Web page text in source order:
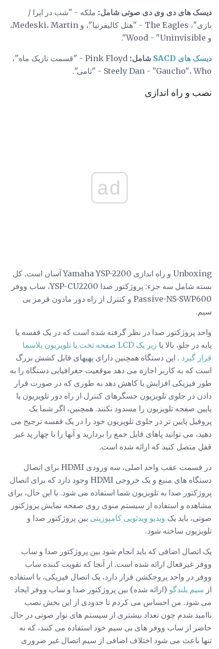
دیسک های دی وی دی صوتی شامل: ملکه - "شب در اپرا /
بازی"، The Eagles - "هتل کالیفرنیا"، و Medeski، Martin،
و Wood - "Uninvisible".
دیسک های SACD شامل:
Pink Floyd - "قسمت تاریک ماه"،
Steely Dan - "Gaucho"، Who - "تامی".
نصب و راه اندازی
ad
Unboxing و راه اندازی Yamaha YSP-2200 آسان است. کل
بسته شامل سه جزء: پروژکتور صدا YSP-CU2200، ساب ووفر
Passive-NS-SWP600 و کنترل از راه دور مادون قرمز بی
سیم.
واحد پروژکتور صدا در نظر گرفته شده است که در یک قفسه یا
پایه در جلو، بالا یا زیر یک LCD صفحه تخت یا تلویزیون پلاسما
قرار گیرد . این دستگاه همچنین دارای پهپهای قابل کشش بزرگ
است که به کاربر اجازه می دهد موقعیت جغرافیایی دستگاه را به
طور فیزیکی افزایش یا کاهش دهد به طوری که در صورت قرار
دادن در جلوی تلویزیون حسگرهای کنترل از راه دور تلویزیون یا
پایین صفحه تلویزیون را مسدود نکنند. همچنین، اگر شما یک
پروفیل پایین تر در جلوی تلویزیون خود را در یک قفسه ترجیح می
دهید، می توانید پاهای قابل جمع را بردارید و آنها را با چهار پد غیر
قفل متصل کنید که ارائه شده است.
در قسمت عقب واحد اصلی، سه ورودی HDMI برای اتصال
دستگاه های منبع و یک خروجی HDMI وجود دارد که برای اتصال
پروژکتور صدا به تلویزیون شما استفاده می شود. با این حال، برای
مشاهده و استفاده از سیستم منوی روی صفحه نمایش پروژکتور
صوتی، باید یک ویدیو ویدئویی کامپوزیتی بین پروژکتور صدا و
تلویزیون ساخته شود.
یک اتصال اضافی که باید انجام شود بین پروژکتور صدا و ساب
ووفر غیرفعال ارائه شده است. از آنجا که تقویت کننده ساب
ووفر در واحد پروجکشن قرار دارد، یک اتصال فیزیکی، با استفاده
از سیم بلندگو (ارائه شده) بین پروژکتور صدا و ساب ووفر ایجاد
می شود. من احساس می کردم تا حدودی از این بخش نصب
ناامید شدم چون تعداد بیشتری از سیستم های نوار صوتی در حال
حاضر از ساب ووفر های بی سیم خود استفاده می کنند، که نه
تنها باعث می شود اختلاف اضافی از سیم اتصال غیر ضروری